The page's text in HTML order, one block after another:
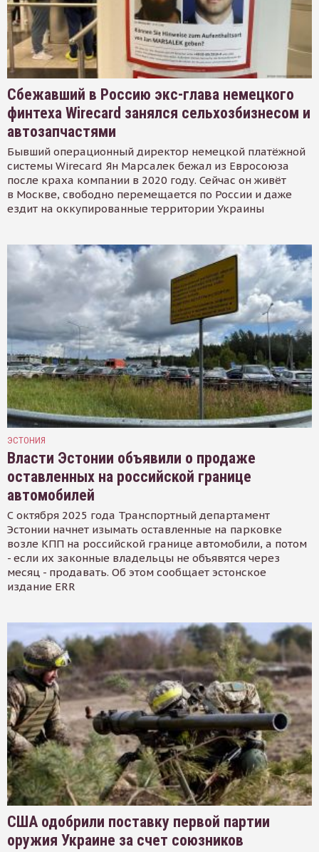
Сбежавший в Россию экс-глава немецкого
финтеха Wirecard занялся сельхозбизнесом и
автозапчастями
Бывший операционный директор немецкой платёжной
системы Wirecard Ян Марсалек бежал из Евросоюза
после краха компании в 2020 году. Сейчас он живёт
в Москве, свободно перемещается по России и даже
ездит на оккупированные территории Украины
ЭСТОНИЯ
Власти Эстонии объявили о продаже
оставленных на российской границе
автомобилей
С октября 2025 года Транспортный департамент
Эстонии начнет изымать оставленные на парковке
возле КПП на российской границе автомобили, а потом
- если их законные владельцы не объявятся через
месяц - продавать. Об этом сообщает эстонское
издание ERR
США одобрили поставку первой партии
оружия Украине за счет союзников